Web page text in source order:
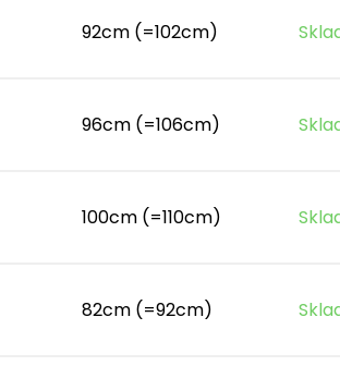
92cm (=102cm)
96cm (=106cm)
100cm (=110cm)
82cm (=92cm)